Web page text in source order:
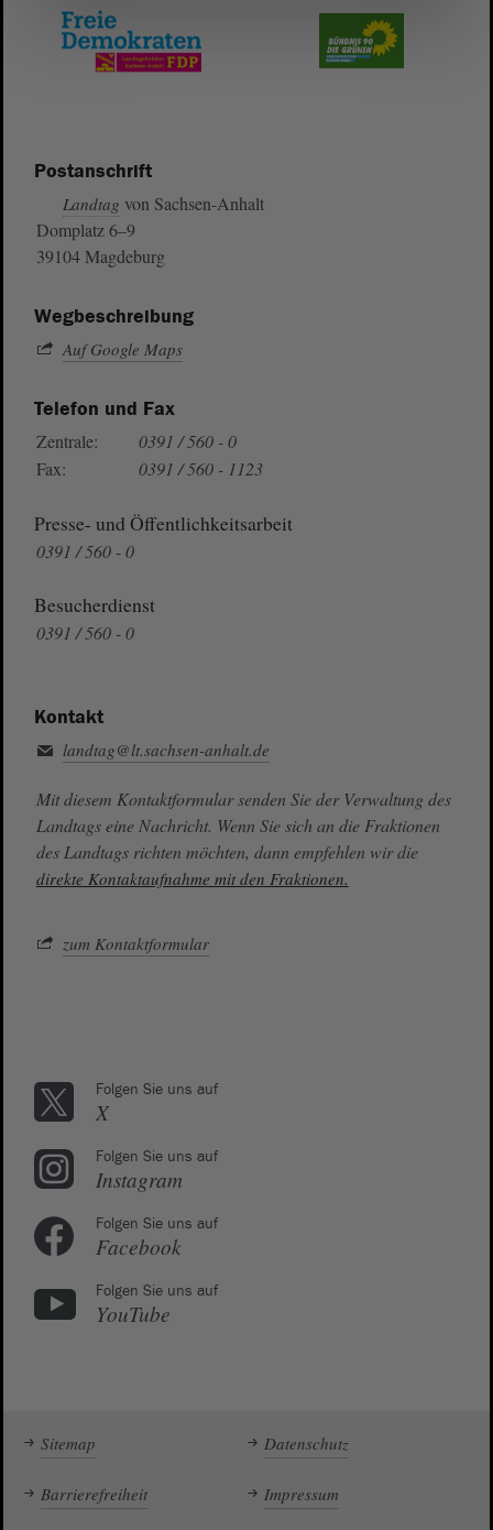
Postanschrift
Landtag von Sachsen-Anhalt
Domplatz 6–9
39104 Magdeburg
Wegbeschreibung
Auf Google Maps
Telefon und Fax
Zentrale:
0391 / 560 - 0
Fax:
0391 / 560 - 1123
Presse- und Öffentlichkeitsarbeit
0391 / 560 - 0
Besucherdienst
0391 / 560 - 0
Kontakt
landtag@lt.sachsen-anhalt.de
Mit diesem Kontaktformular senden Sie der Verwaltung des
Landtags eine Nachricht. Wenn Sie sich an die Fraktionen
des Landtags richten möchten, dann empfehlen wir die
direkte Kontaktaufnahme mit den Fraktionen.
zum Kontaktformular
Folgen Sie uns auf
X
Folgen Sie uns auf
Instagram
Folgen Sie uns auf
Facebook
Folgen Sie uns auf
YouTube
Sitemap Datenschutz
Barrierefreiheit Impressum